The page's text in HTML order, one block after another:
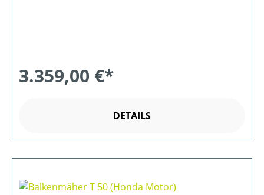
3.359,00 €*
DETAILS